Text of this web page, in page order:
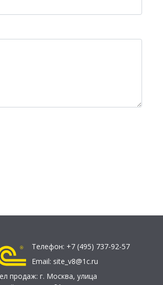
Телефон: +7 (495) 737-92-57
Email: site_v8@1c.ru
продаж: г. Москва, улица